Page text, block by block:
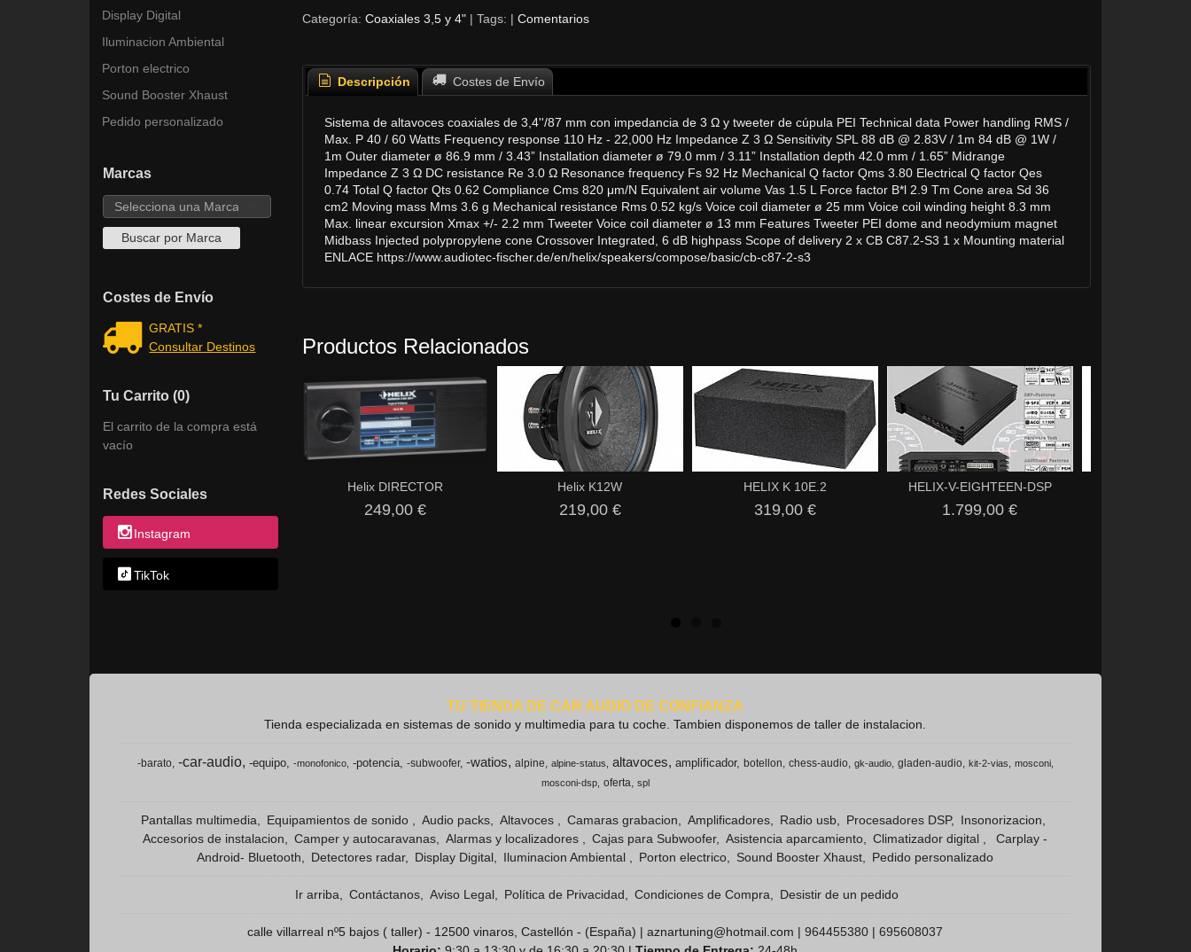
Display Digital
Iluminacion Ambiental
Porton electrico
Sound Booster Xhaust
Pedido personalizado
Marcas
Costes de Envío
GRATIS *
Consultar Destinos
Tu Carrito (0)
El carrito de la compra está
vacío
Redes Sociales
Instagram
TikTok
Categoría: Coaxiales 3,5 y 4"| Tags: | Comentarios
Descripción Costes de Envío
Sistema de altavoces coaxiales de 3,4''/87 mm con impedancia de 3 Ω y tweeter de cúpula PEI Technical data Power handling RMS /
Max. P 40 / 60 Watts Frequency response 110 Hz - 22,000 Hz Impedance Z 3 Ω Sensitivity SPL 88 dB @ 2.83V / 1m 84 dB @ 1W /
1m Outer diameter ø 86.9 mm / 3.43” Installation diameter ø 79.0 mm / 3.11” Installation depth 42.0 mm / 1.65” Midrange
Impedance Z 3 Ω DC resistance Re 3.0 Ω Resonance frequency Fs 92 Hz Mechanical Q factor Qms 3.80 Electrical Q factor Qes
0.74 Total Q factor Qts 0.62 Compliance Cms 820 μm/N Equivalent air volume Vas 1.5 L Force factor B*l 2.9 Tm Cone area Sd 36
cm2 Moving mass Mms 3.6 g Mechanical resistance Rms 0.52 kg/s Voice coil diameter ø 25 mm Voice coil winding height 8.3 mm
Max. linear excursion Xmax +/- 2.2 mm Tweeter Voice coil diameter ø 13 mm Features Tweeter PEI dome and neodymium magnet
Midbass Injected polypropylene cone Crossover Integrated, 6 dB highpass Scope of delivery 2 x CB C87.2-S3 1 x Mounting material
ENLACE https://www.audiotec-fischer.de/en/helix/speakers/compose/basic/cb-c87-2-s3
Productos Relacionados
Helix DIRECTOR
249,00 €
Helix K12W
219,00 €
HELIX K 10E.2
319,00 €
HELIX-V-EIGHTEEN-DSP
1.799,00 €
TU TIENDA DE CAR AUDIO DE CONFIANZA
Tienda especializada en sistemas de sonido y multimedia para tu coche. Tambien disponemos de taller de instalacion.
-barato -car-audio -equipo -monofonico -potencia -subwoofer -watios alpine alpine-status altavoces amplificador botellon chess-audio gk-audio gladen-audio kit-2-vias
mosconi
mosconi-dsp
oferta spl
Pantallas multimedia Equipamientos de sonido Audio packs Altavoces Camaras grabacion Amplificadores Radio usb Procesadores DSP
Insonorizacion
Accesorios de instalacion
Camper y autocaravanas Alarmas y localizadores Cajas para Subwoofer Asistencia aparcamiento Climatizador digital
Carplay -
Android- Bluetooth
Detectores radar Display Digital Iluminacion Ambiental Porton electrico Sound Booster Xhaust Pedido personalizado
Ir arriba Contáctanos Aviso Legal Política de Privacidad Condiciones de Compra Desistir de un pedido
calle villarreal nº5 bajos ( taller) - 12500 vinaros, Castellón - (España) | aznartuning@hotmail.com |964455380 |695608037